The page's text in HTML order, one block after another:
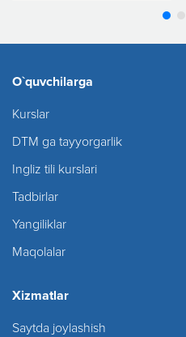
O`quvchilarga
Kurslar
DTM ga tayyorgarlik
Ingliz tili kurslari
Tadbirlar
Yangiliklar
Maqolalar
Xizmatlar
Saytda joylashish